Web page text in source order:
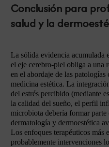
Conclusión para
salud y la
La sólida evidencia acumulada
el eje cerebro-piel obliga a una
en el abordaje de las
medicina estética. La
del estrés percibido (mediante
la calidad del sueño, el perfil
microbiota debería formar parte
dermatología y dermoestética
Los enfoques terapéuticos más
probablemente intervenciones